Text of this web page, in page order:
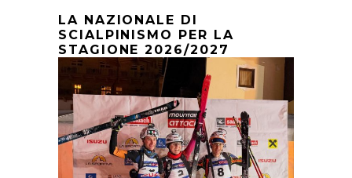
LA NAZIONALE DI
SCIALPINISMO PER LA
STAGIONE 2026/2027